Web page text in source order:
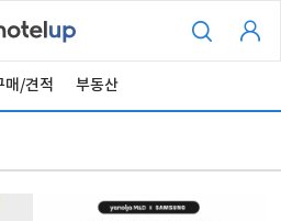
매/견적 부동산